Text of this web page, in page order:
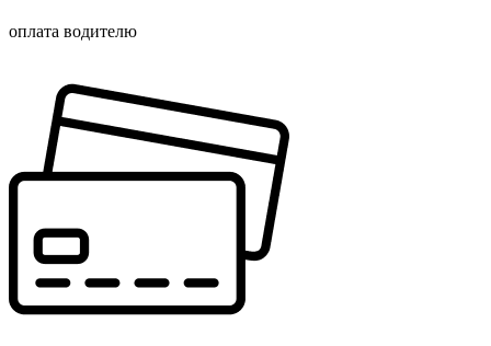
оплата водителю